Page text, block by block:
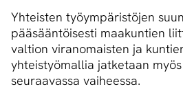
Yhteisten työympäristöjen
pääsääntöisesti maakuntien
valtion viranomaisten ja
yhteistyömallia jatketaan
seuraavassa vaiheessa.